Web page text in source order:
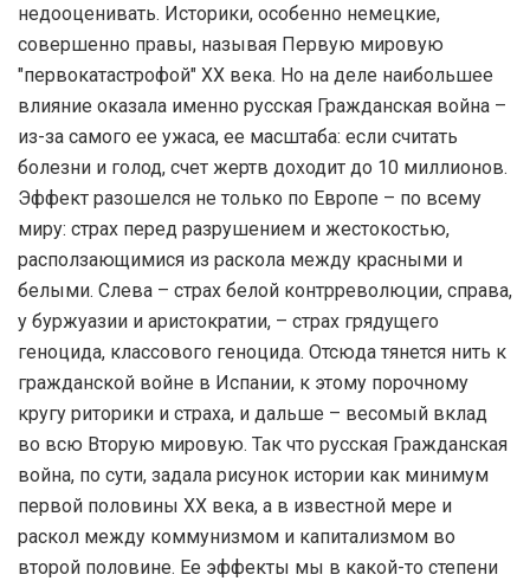
недооценивать. Историки, особенно немецкие,
совершенно правы, называя Первую мировую
"первокатастрофой" XX века. Но на деле наибольшее
влияние оказала именно русская Гражданская война –
из-за самого ее ужаса, ее масштаба: если считать
болезни и голод, счет жертв доходит до 10 миллионов.
Эффект разошелся не только по Европе – по всему
миру: страх перед разрушением и жестокостью,
расползающимися из раскола между красными и
белыми. Слева – страх белой контрреволюции, справа,
у буржуазии и аристократии, – страх грядущего
геноцида, классового геноцида. Отсюда тянется нить к
гражданской войне в Испании, к этому порочному
кругу риторики и страха, и дальше – весомый вклад
во всю Вторую мировую. Так что русская Гражданская
война, по сути, задала рисунок истории как минимум
первой половины XX века, а в известной мере и
раскол между коммунизмом и капитализмом во
второй половине. Ее эффекты мы в какой-то степени